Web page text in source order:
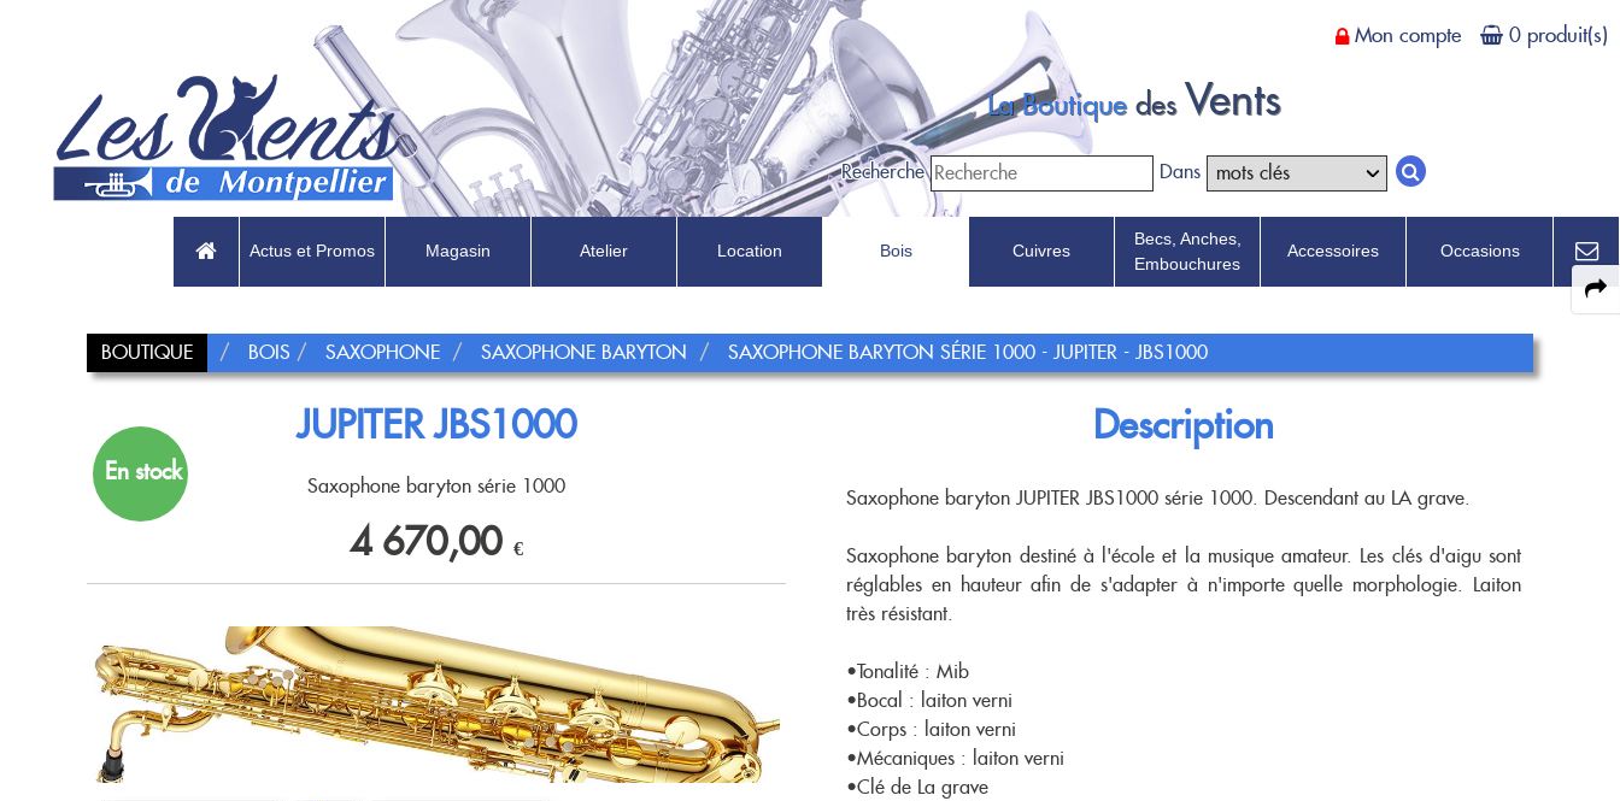
Mon compte 0 produit(s)
La BoutiquedesVents
Recherche Dans
Actus et Promos Magasin Atelier Location Bois Cuivres
Becs, Anches,
Embouchures
Accessoires Occasions
Recherche
Dans
BOUTIQUE BOIS SAXOPHONE SAXOPHONE BARYTON SAXOPHONE BARYTON SÉRIE 1000 - JUPITER - JBS1000
JUPITER JBS1000
En stock Saxophone baryton série 1000
4 670,00 €
Description
Saxophone baryton JUPITER JBS1000 série 1000. Descendant au LA grave.
Saxophone baryton destiné à l'école et la musique amateur. Les clés d'aigu sont
réglables en hauteur afin de s'adapter à n'importe quelle morphologie. Laiton
très résistant.
•Tonalité : Mib
•Bocal : laiton verni
•Corps : laiton verni
•Mécaniques : laiton verni
•Clé de La grave